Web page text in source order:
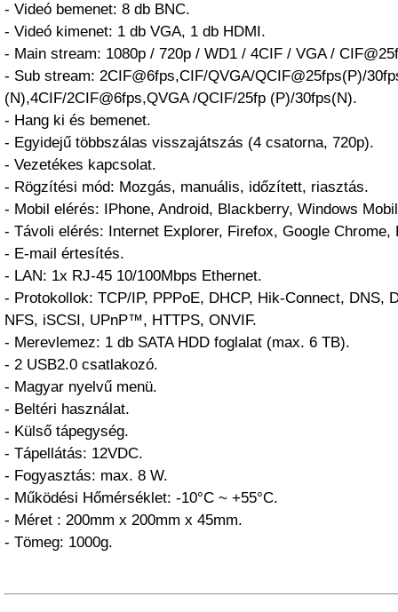
- Videó bemenet: 8 db BNC.
- Videó kimenet: 1 db VGA, 1 db HDMI.
- Main stream: 1080p / 720p / WD1 / 4CIF / VGA /
- Sub stream: 2CIF@6fps,CIF/QVGA/QCIF@25fps(P)/
(N),4CIF/2CIF@6fps,QVGA /QCIF/25fp (P)/30fps(N).
- Hang ki és bemenet.
- Egyidejű többszálas visszajátszás (4 csatorna, 720p).
- Vezetékes kapcsolat.
- Rögzítési mód: Mozgás, manuális, időzített, riasztás.
- Mobil elérés: IPhone, Android, Blackberry, Windows
- Távoli elérés: Internet Explorer, Firefox, Google Chrome,
- E-mail értesítés.
- LAN: 1x RJ-45 10/100Mbps Ethernet.
- Protokollok: TCP/IP, PPPoE, DHCP, Hik-Connect, DNS,
NFS, iSCSI, UPnP™, HTTPS, ONVIF.
- Merevlemez: 1 db SATA HDD foglalat (max. 6 TB).
- 2 USB2.0 csatlakozó.
- Magyar nyelvű menü.
- Beltéri használat.
- Külső tápegység.
- Tápellátás: 12VDC.
- Fogyasztás: max. 8 W.
- Működési Hőmérséklet: -10°C ~ +55°C.
- Méret : 200mm x 200mm x 45mm.
- Tömeg: 1000g.